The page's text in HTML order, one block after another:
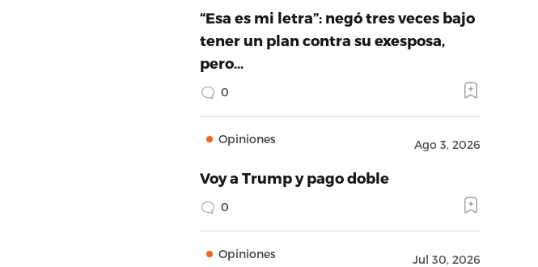
“Esa es mi letra”: negó tres veces bajo
tener un plan contra su exesposa,
pero…
0
Opiniones Ago 3, 2026
Voy a Trump y pago doble
0
Opiniones Jul 30, 2026